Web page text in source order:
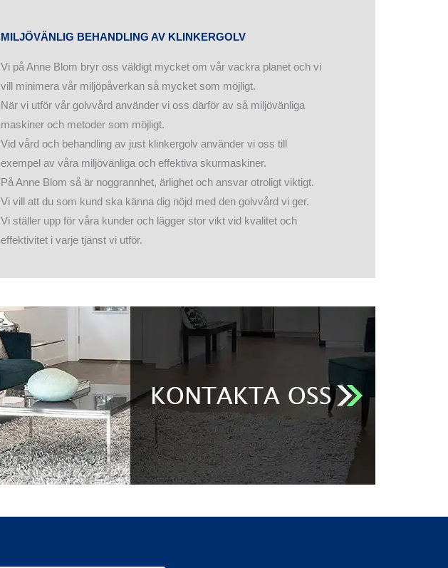
MILJÖVÄNLIG BEHANDLING AV KLINKERGOLV
Vi på Anne Blom bryr oss väldigt mycket om vår vackra planet och vi
vill minimera vår miljöpåverkan så mycket som möjligt.
När vi utför vår golvvård använder vi oss därför av så miljövänliga
maskiner och metoder som möjligt.
Vid vård och behandling av just klinkergolv använder vi oss till
exempel av våra miljövänliga och effektiva skurmaskiner.
På Anne Blom så är noggrannhet, ärlighet och ansvar otroligt viktigt.
Vi vill att du som kund ska känna dig nöjd med den golvvård vi ger.
Vi ställer upp för våra kunder och lägger stor vikt vid kvalitet och
effektivitet i varje tjänst vi utför.